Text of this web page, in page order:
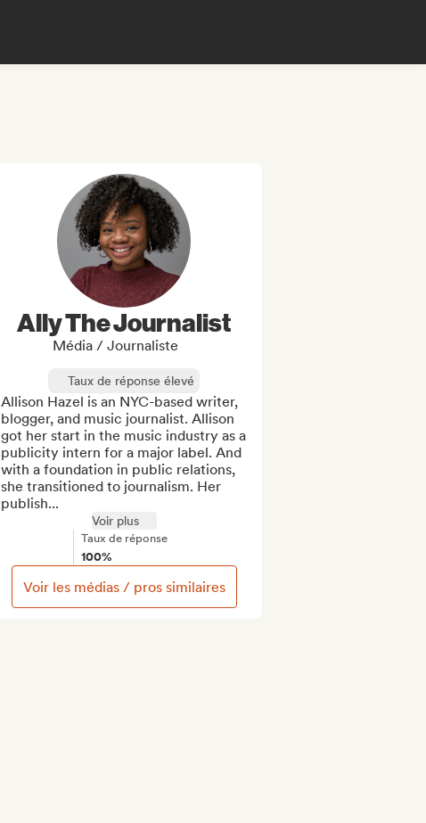
Ally The Journalist
Média / Journaliste
Taux de réponse élevé
Allison Hazel is an NYC-based writer,
blogger, and music journalist. Allison
got her start in the music industry as a
publicity intern for a major label. And
with a foundation in public relations,
she transitioned to journalism. Her
publish...
Voir plus
Taux de réponse
100%
Voir les médias / pros similaires